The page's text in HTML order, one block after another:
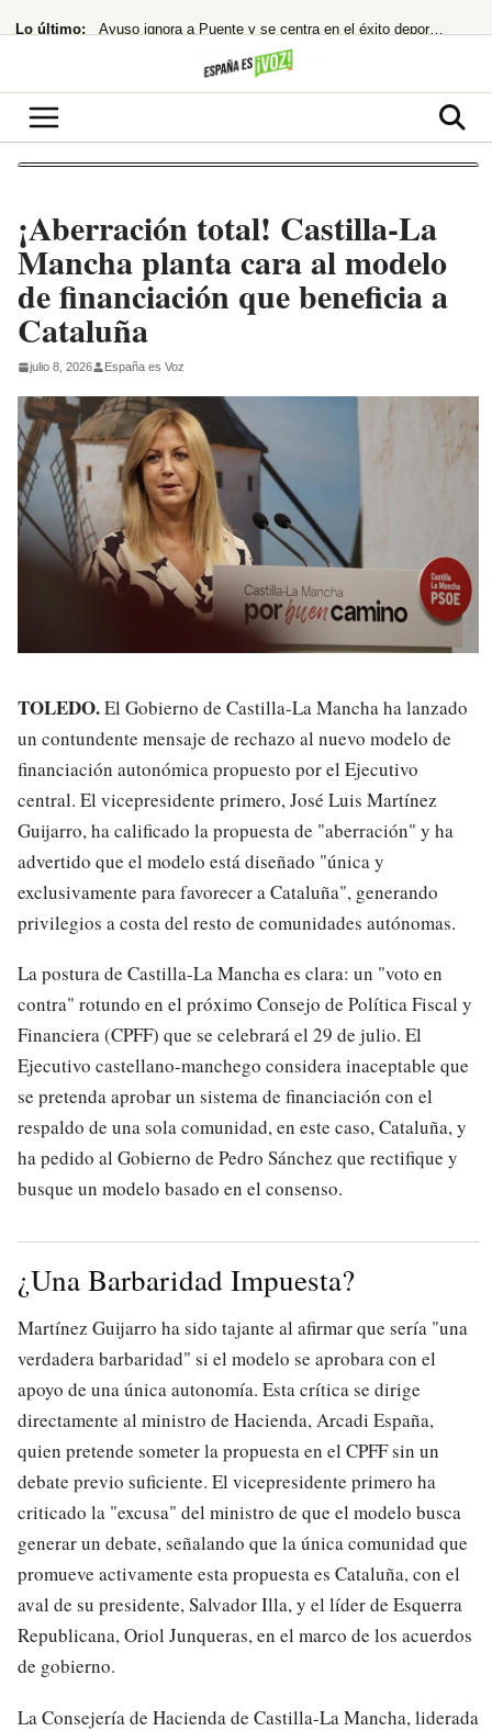
al Lo último: Ayuso ignora a Puente y se centra en el éxito deportivo: la estrategia
¡BOMBAZO! El Senado confirma a Todd Blanche, abogado de Trump, como Fiscal
¡Aberración total! Castilla-La
Mancha planta cara al modelo
de financiación que beneficia a
Cataluña
julio 8, 2026 España es Voz
TOLEDO.El Gobierno de Castilla-La Mancha ha lanzado
un contundente mensaje de rechazo al nuevo modelo de
financiación autonómica propuesto por el Ejecutivo
central. El vicepresidente primero, José Luis Martínez
Guijarro, ha calificado la propuesta de "aberración" y ha
advertido que el modelo está diseñado "única y
exclusivamente para favorecer a Cataluña", generando
privilegios a costa del resto de comunidades autónomas.
La postura de Castilla-La Mancha es clara: un "voto en
contra" rotundo en el próximo Consejo de Política Fiscal y
Financiera (CPFF) que se celebrará el 29 de julio. El
Ejecutivo castellano-manchego considera inaceptable que
se pretenda aprobar un sistema de financiación con el
respaldo de una sola comunidad, en este caso, Cataluña, y
ha pedido al Gobierno de Pedro Sánchez que rectifique y
busque un modelo basado en el consenso.
¿Una Barbaridad Impuesta?
Martínez Guijarro ha sido tajante al afirmar que sería "una
verdadera barbaridad" si el modelo se aprobara con el
apoyo de una única autonomía. Esta crítica se dirige
directamente al ministro de Hacienda, Arcadi España,
quien pretende someter la propuesta en el CPFF sin un
debate previo suficiente. El vicepresidente primero ha
criticado la "excusa" del ministro de que el modelo busca
generar un debate, señalando que la única comunidad que
promueve activamente esta propuesta es Cataluña, con el
aval de su presidente, Salvador Illa, y el líder de Esquerra
Republicana, Oriol Junqueras, en el marco de los acuerdos
de gobierno.
La Consejería de Hacienda de Castilla-La Mancha, liderada